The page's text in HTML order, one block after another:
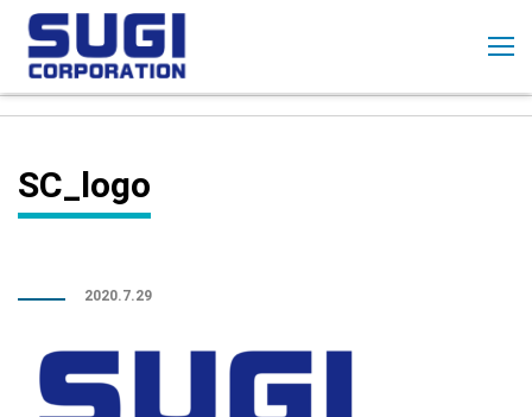
ン
SC_logo
2020.7.29